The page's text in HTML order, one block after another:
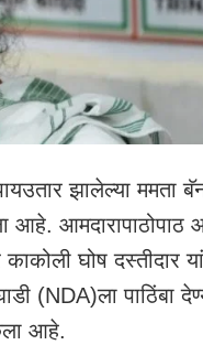
झालेल्या ममता
आहे. आमदारापाठोपाठ
घोष दस्तीदार
(NDA)ला पाठिंबा
आहे.